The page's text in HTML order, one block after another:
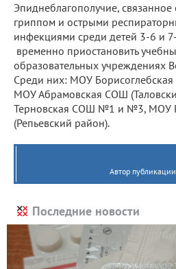
Эпиднеблагополучие, связанное
гриппом и острыми
инфекциями среди детей 3-6 и 7-
временно приостановить
образовательных учреждениях
Среди них: МОУ
МОУ Абрамовская СОШ
Терновская СОШ №1 и №3, МОУ
(Репьевский район).
Автор
Последние новости